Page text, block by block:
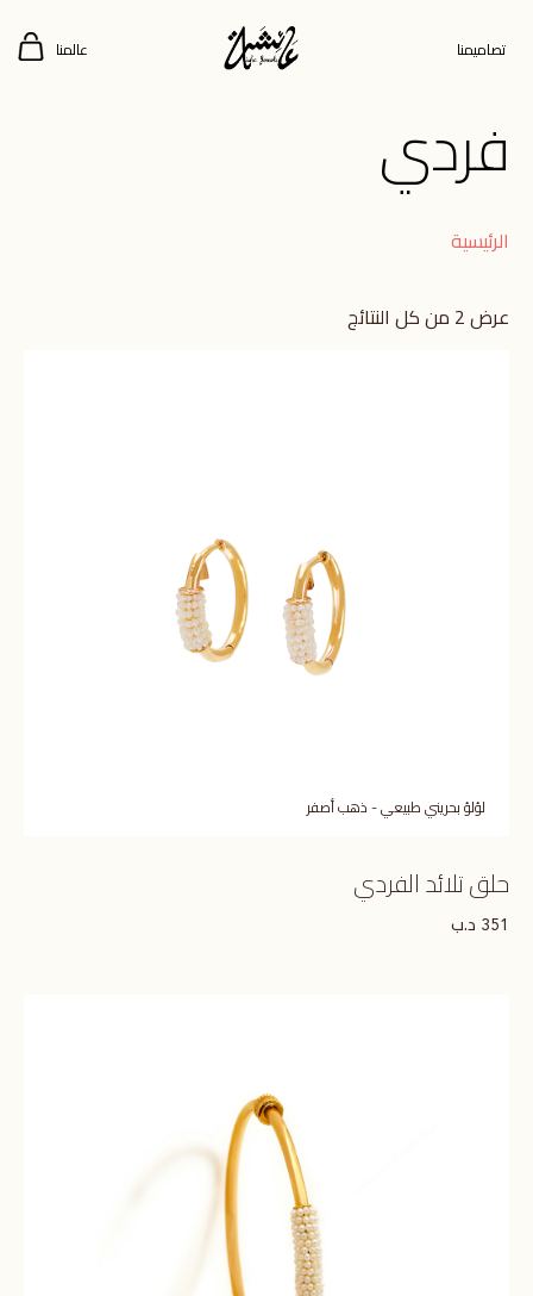
تصاميمنا عالمنا
فردي
الرئيسية
عرض ⁦2⁩ من كل النتائج
لؤلؤ بحريني طبيعي - ذهب أصفر
حلق تلائد الفردي
351 د.ب